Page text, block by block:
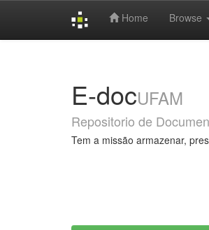
Home Browse
E-docUFAM
Repositorio de
Tem a missão armazenar,